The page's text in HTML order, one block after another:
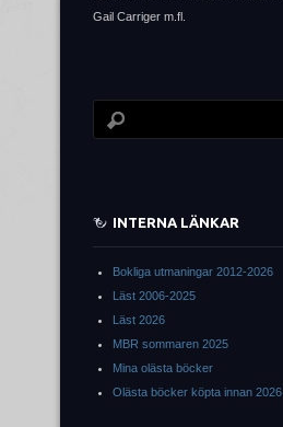
Gail Carriger m.fl.
INTERNA LÄNKAR
Bokliga utmaningar 2012-2026
Läst 2006-2025
Läst 2026
MBR sommaren 2025
Mina olästa böcker
Olästa böcker köpta innan 2026